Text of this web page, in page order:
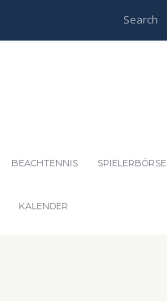
BEACHTENNIS SPIELERBÖRSE
KALENDER